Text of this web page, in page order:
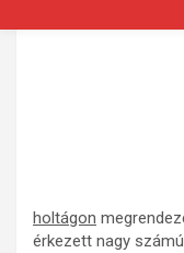
holtágon
érkezett nagy